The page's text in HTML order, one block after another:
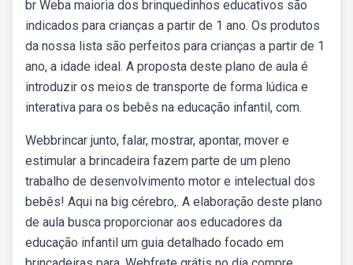
br Weba maioria dos brinquedinhos educativos são
indicados para crianças a partir de 1 ano. Os produtos
da nossa lista são perfeitos para crianças a partir de 1
ano, a idade ideal. A proposta deste plano de aula é
introduzir os meios de transporte de forma lúdica e
interativa para os bebês na educação infantil, com.
Webbrincar junto, falar, mostrar, apontar, mover e
estimular a brincadeira fazem parte de um pleno
trabalho de desenvolvimento motor e intelectual dos
bebês! Aqui na big cérebro,. A elaboração deste plano
de aula busca proporcionar aos educadores da
educação infantil um guia detalhado focado em